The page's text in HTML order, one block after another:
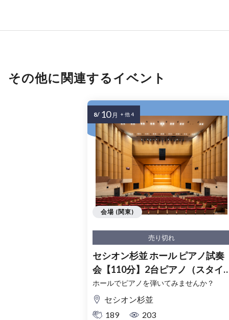
その他に関連するイベント
売り切れ
セシオン杉並 ホール ピアノ試奏
会【110分】2台ピアノ（スタイ
ンウェイ・ベーゼンドルファー
ホールでピアノを弾いてみませんか？
セシオン杉並
189
203
会場 (関東)
8/ 10 月 + 他 4